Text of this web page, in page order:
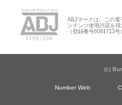
ABJマークは、この電
ンテンツ使用許諾を
（登録番号6091713号
(c)
Number Web